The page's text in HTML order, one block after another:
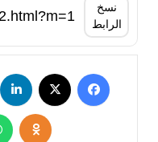
نسخ
الرابط